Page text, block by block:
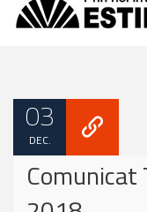
03
DEC.
Comunicat